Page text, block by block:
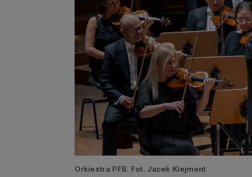
Orkiestra PFB. Fot. Jacek Klejment